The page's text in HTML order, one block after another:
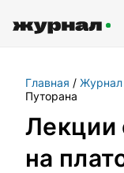
Самое
Поиск по
Главная Журнал
Путорана
Лекции
на